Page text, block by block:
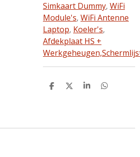
Simkaart Dummy, WiFi
Module's, WiFi Antenne
Laptop, Koeler's,
Afdekplaat HS +
Werkgeheugen,
D
D
S
D